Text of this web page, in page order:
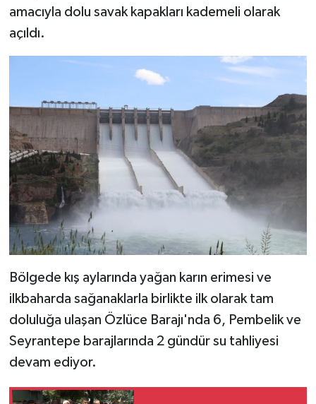
amacıyla dolu savak kapakları kademeli olarak
açıldı.
Bölgede kış aylarında yağan karın erimesi ve
ilkbaharda sağanaklarla birlikte ilk olarak tam
doluluğa ulaşan Özlüce Barajı'nda 6, Pembelik ve
Seyrantepe barajlarında 2 gündür su tahliyesi
devam ediyor.
YAŞAM